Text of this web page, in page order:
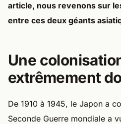
article, nous revenons sur
entre ces deux géants
Une
extrêmement
De 1910 à 1945, le Japon a
Seconde Guerre mondiale a